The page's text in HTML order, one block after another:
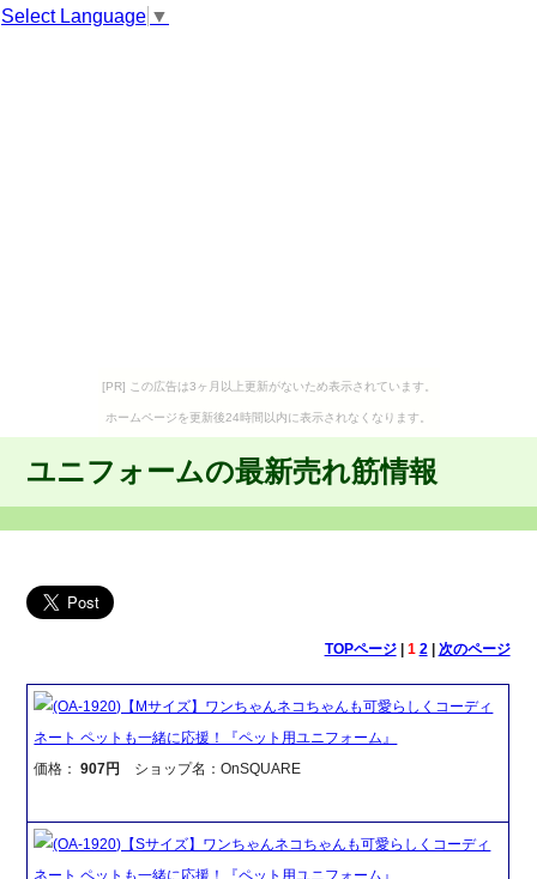
Select Language ▼
[PR] この広告は3ヶ月以上更新がないため表示されています。
ホームページを更新後24時間以内に表示されなくなります。
ユニフォームの最新売れ筋情報
TOPページ| 1 2| 次のページ
(OA-1920)【Mサイズ】ワンちゃんネコちゃんも可愛らしくコーディ
ネート ペットも一緒に応援！『ペット用ユニフォーム』
価格：907円 ショップ名：OnSQUARE
(OA-1920)【Sサイズ】ワンちゃんネコちゃんも可愛らしくコーディ
ネート ペットも一緒に応援！『ペット用ユニフォーム』